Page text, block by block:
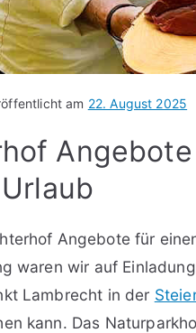
am 22. August 2025
Angebote für
waren wir auf
Lambrecht in der
kann. Das